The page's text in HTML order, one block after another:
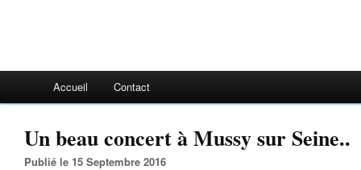
Accueil Contact
Un beau concert à Mussy sur Seine..
Publié le 15 Septembre 2016